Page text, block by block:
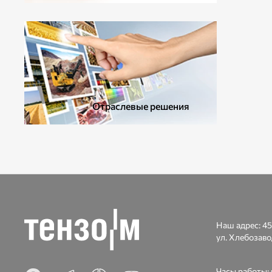
Отраслевые решения
Наш адрес:
ул.